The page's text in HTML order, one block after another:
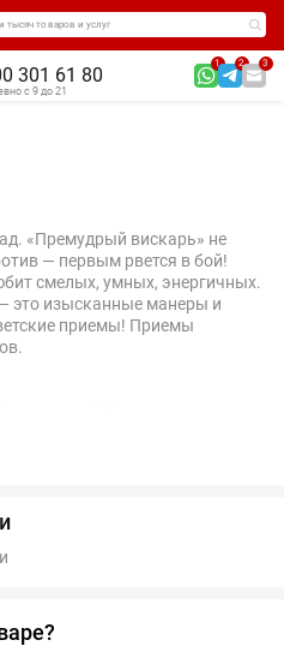
тысяч товаров и услуг
301 61 80
1 2 3
с 9 до 21
«Премудрый вискарь» не
— первым рвется в бой!
смелых, умных, энергичных.
изысканные манеры и
приемы! Приемы
с тиснением золотой фольгой.